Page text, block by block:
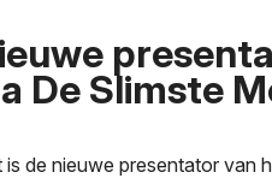
De Slimste
de nieuwe presentator van